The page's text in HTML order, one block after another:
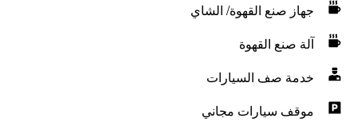
جهاز صنع القهوة/ الشاي
آلة صنع القهوة
خدمة صف السيارات
موقف سيارات مجاني